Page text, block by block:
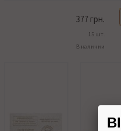
377грн.
15 шт.
В наличии